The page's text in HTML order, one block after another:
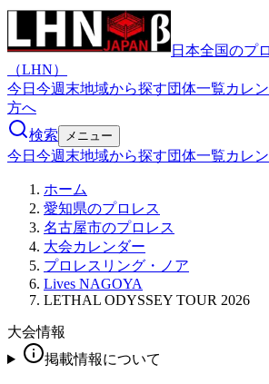
日本全国のプ
（LHN）
今日 今週末地域から探す団体一覧カレ
方へ
検索
メニュー
今日 今週末地域から探す団体一覧カレ
ホーム
愛知県のプロレス
名古屋市のプロレス
大会カレンダー
プロレスリング・ノア
Lives NAGOYA
LETHAL ODYSSEY TOUR 2026
大会情報
掲載情報について